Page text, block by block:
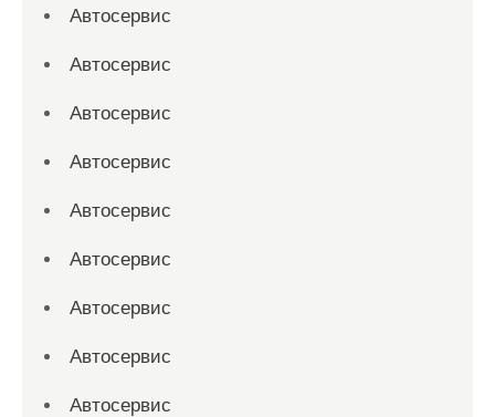
Автосервис
Автосервис
Автосервис
Автосервис
Автосервис
Автосервис
Автосервис
Автосервис
Автосервис